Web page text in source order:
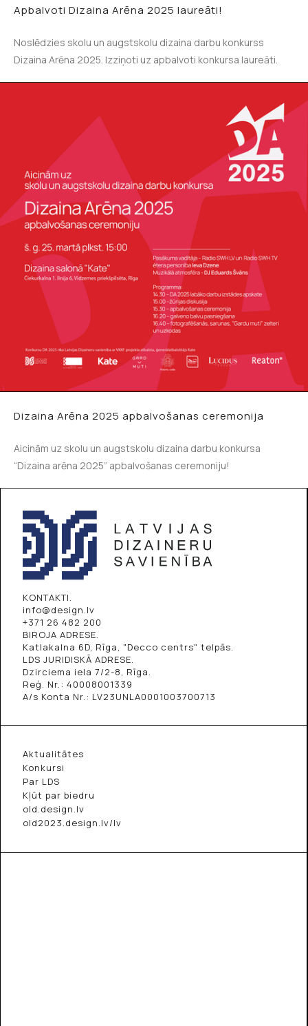
Apbalvoti Dizaina Arēna 2025 laureāti!
Noslēdzies skolu un augstskolu dizaina darbu konkurss
Dizaina Arēna 2025. Izziņoti uz apbalvoti konkursa laureāti.
Dizaina Arēna 2025 apbalvošanas ceremonija
Aicinām uz skolu un augstskolu dizaina darbu konkursa
“Dizaina arēna 2025” apbalvošanas ceremoniju!
KONTAKTI.
info@design.lv
+371 26 482 200
BIROJA ADRESE.
Katlakalna 6D, Rīga, "Decco centrs" telpās.
LDS JURIDISKĀ ADRESE.
Dzirciema iela 7/2-8, Rīga.
Reģ. Nr.: 40008001339
A/s Konta Nr.: LV23UNLA0001003700713
Aktualitātes
Konkursi
Par LDS
Kļūt par biedru
old.design.lv
old2023.design.lv/lv